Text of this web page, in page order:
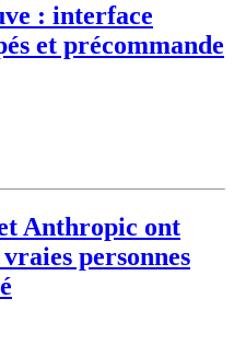
: interface
et précommande
Anthropic ont
personnes